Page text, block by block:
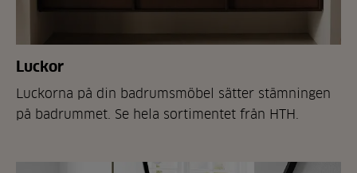
Luckor
Luckorna på din badrumsmöbel sätter stämningen
på badrummet. Se hela sortimentet från HTH.